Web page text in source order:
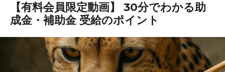
【有料会員限定動画】 30分でわかる助
成金・補助金 受給のポイント